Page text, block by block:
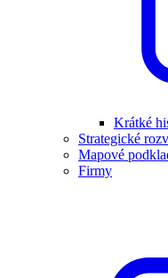
Krátké
Strategické
Mapové
Firmy